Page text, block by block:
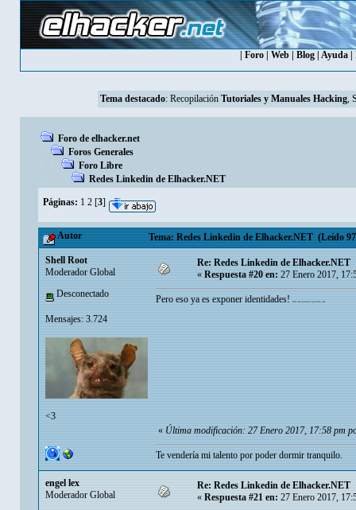
Foro| Web| Blog| Ayuda|
Tema destacado: Recopilación Tutoriales y Manuales Hacking,
Foro de elhacker.net
Foros Generales
Foro Libre
Redes Linkedin de Elhacker.NET
Páginas: 1 2 [3]
Autor Tema: Redes Linkedin de Elhacker.NET (Leído
Shell Root
Moderador Global
Desconectado
Mensajes: 3.724
<3
Re: Redes Linkedin de Elhacker.NET
«Respuesta #20 en:27 Enero 2017,
Pero eso ya es exponer identidades! Pero me uniré por privado xD
«Última modificación: 27 Enero 2017, 17:58 pm
Te vendería mi talento por poder dormir tranquilo.
engel lex
Moderador Global
Re: Redes Linkedin de Elhacker.NET
« Respuesta #21 en: 27 Enero 2017,